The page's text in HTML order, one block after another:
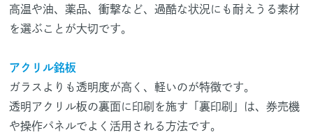
高温や油、薬品、衝撃など、過酷な状況にも耐えうる素材
を選ぶことが大切です。
アクリル銘板
ガラスよりも透明度が高く、軽いのが特徴です。
透明アクリル板の裏面に印刷を施す「裏印刷」は、券売機
や操作パネルでよく活用される方法です。